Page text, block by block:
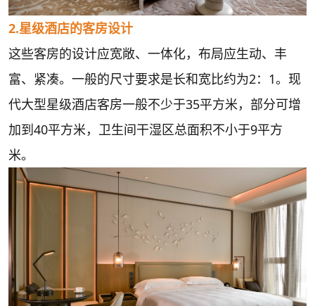
2.星级酒店的客房设计
这些客房的设计应宽敞、一体化，布局应生动、丰
富、紧凑。一般的尺寸要求是长和宽比约为2：1。现
代大型星级酒店客房一般不少于35平方米，部分可增
加到40平方米，卫生间干湿区总面积不小于9平方
米。